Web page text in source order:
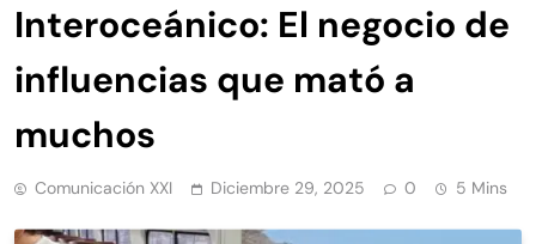
Interoceánico: El negocio de
influencias que mató a
muchos
Comunicación XXI Diciembre 29, 2025 0 5 Mins